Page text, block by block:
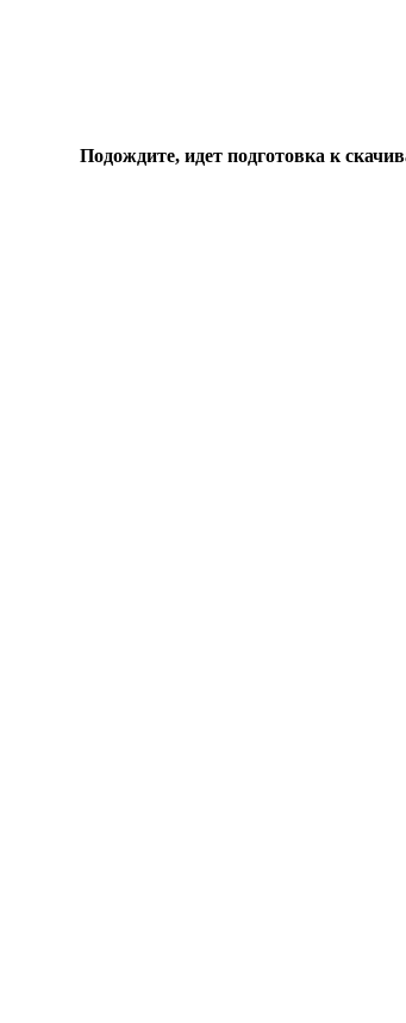
Подождите, идет подготовка к